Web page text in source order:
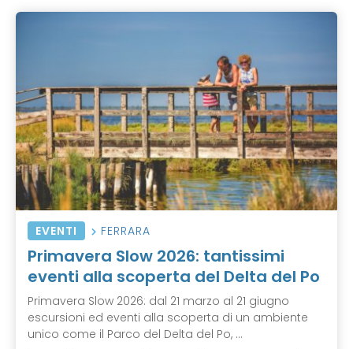
EVENTI FERRARA
Primavera Slow 2026: tantissimi
eventi alla scoperta del Delta del Po
Primavera Slow 2026: dal 21 marzo al 21 giugno
escursioni ed eventi alla scoperta di un ambiente
unico come il Parco del Delta del Po, ...